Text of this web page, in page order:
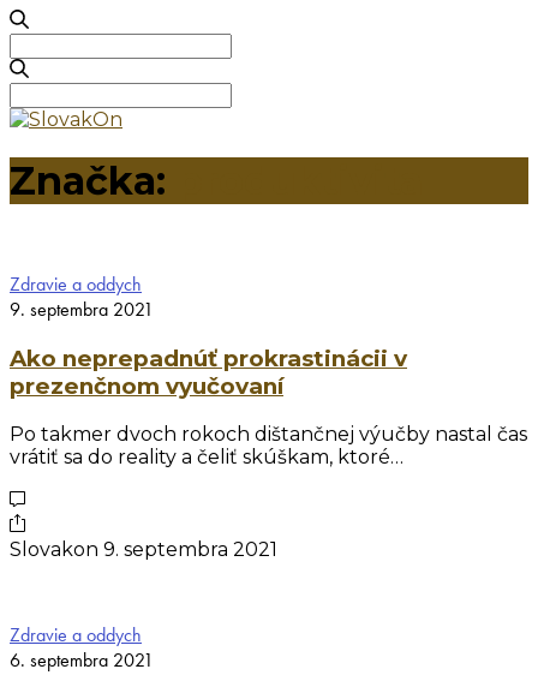
for:
for:
Značka:
Zdravie a oddych
9. septembra 2021
Ako neprepadnúť prokrastinácii v
prezenčnom vyučovaní
Po takmer dvoch rokoch dištančnej výučby nastal čas
vrátiť sa do reality a čeliť skúškam, ktoré…
Slovakon 9. septembra 2021
Zdravie a oddych
6. septembra 2021